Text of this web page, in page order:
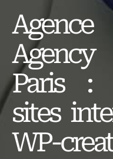
Paris :
sites
WP-